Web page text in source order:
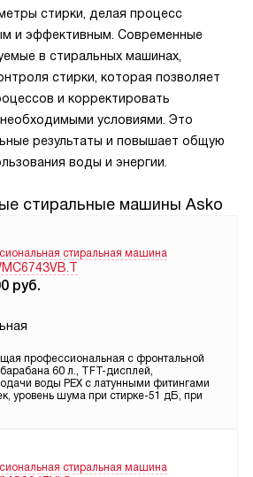
стирки, делая процесс
и эффективным. Современные
в стиральных машинах,
стирки, которая позволяет
и корректировать
условиями. Это
результаты и повышает общую
воды и энергии.
стиральные машины Asko
стиральная машина
руб.
профессиональная с фронтальной
барабана 60 л., ТFT-дисплей,
воды PEX c латунными фитингами
уровень шума при стирке-51 дБ, при
стиральная машина